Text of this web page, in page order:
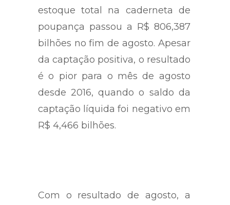
estoque total na caderneta de
poupança passou a R$ 806,387
bilhões no fim de agosto. Apesar
da captação positiva, o resultado
é o pior para o mês de agosto
desde 2016, quando o saldo da
captação líquida foi negativo em
R$ 4,466 bilhões.
Com o resultado de agosto, a